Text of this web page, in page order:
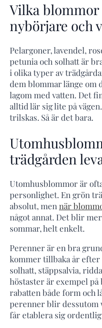
Vilka blommor
nybörjare och
Pelargoner, lavendel,
petunia och solhatt är
i olika typer av
dem blommar länge om
lagom med vatten. Det
alltid lär sig lite på
trilskas. Så är det bara.
trädgården
Utomhusblommor är
personlighet. En grön
absolut, men när
något annat. Det blir
sommar, helt enkelt.
Perenner är en bra
kommer tillbaka år efter
solhatt, stäppsalvia,
höstaster är exempel på
rabatten både form och
perenner blir dessutom
får etablera sig